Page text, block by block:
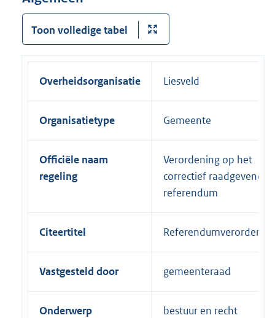
Toon volledige tabel
Overheidsorganisatie Liesveld
Organisatietype Gemeente
Officiële naam
regeling
Verordening op het
correctief raadgevend
referendum
Citeertitel
Vastgesteld door gemeenteraad
Onderwerp bestuur en recht